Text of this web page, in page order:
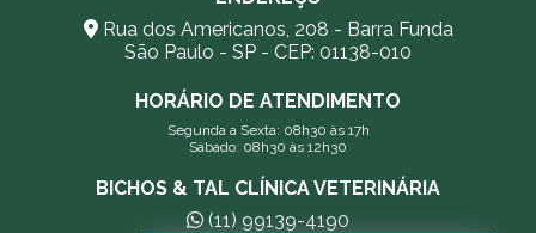
Rua dos Americanos, 208 - Barra Funda
São Paulo - SP - CEP: 01138-010
HORÁRIO DE ATENDIMENTO
Segunda a Sexta: 08h30 às 17h
Sábado: 08h30 às 12h30
BICHOS & TAL CLÍNICA VETERINÁRIA
(11) 99139-4190